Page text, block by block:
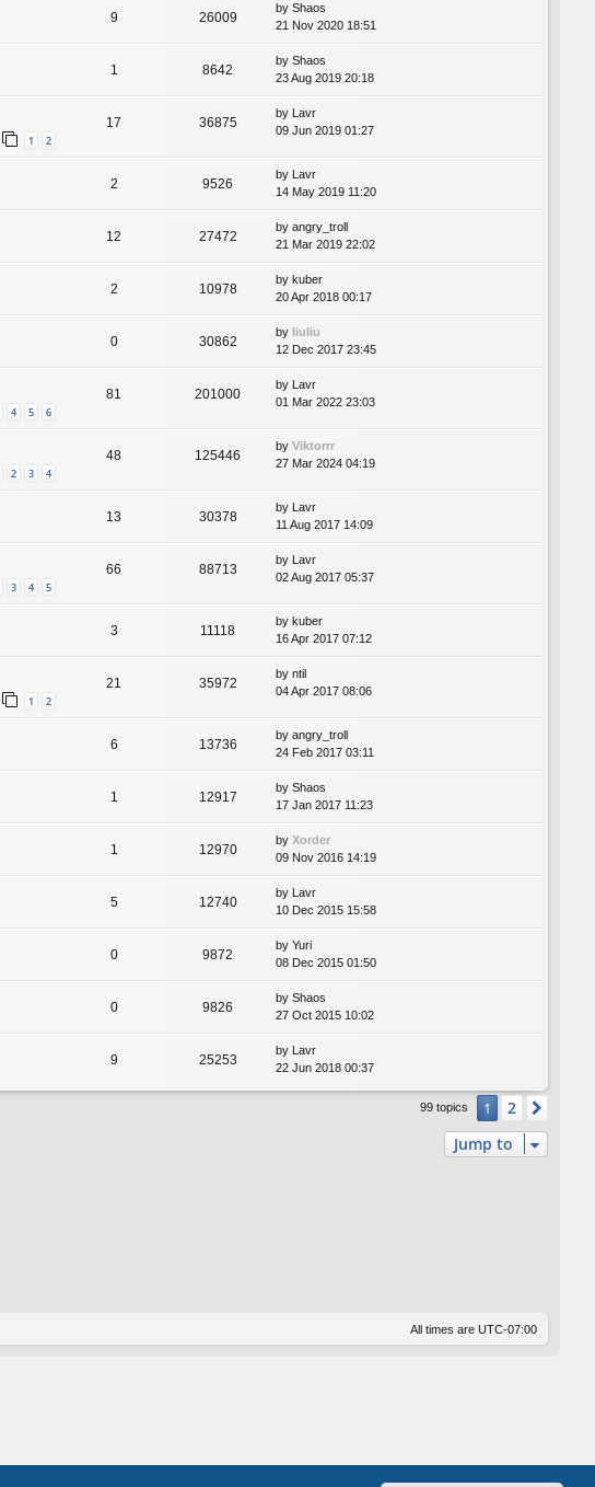
9 26009
by Shaos
21 Nov 2020 18:51
1 8642
by Shaos
23 Aug 2019 20:18
1 2
17 36875
by Lavr
09 Jun 2019 01:27
2 9526
by Lavr
14 May 2019 11:20
12 27472
by angry_troll
21 Mar 2019 22:02
2 10978
by kuber
20 Apr 2018 00:17
0 30862
by liuliu
12 Dec 2017 23:45
4 5 6
81 201000
by Lavr
01 Mar 2022 23:03
2 3 4
48 125446
by Viktorrr
27 Mar 2024 04:19
13 30378
by Lavr
11 Aug 2017 14:09
3 4 5
66 88713
by Lavr
02 Aug 2017 05:37
3 11118
by kuber
16 Apr 2017 07:12
1 2
21 35972
by ntil
04 Apr 2017 08:06
6 13736
by angry_troll
24 Feb 2017 03:11
1 12917
by Shaos
17 Jan 2017 11:23
1 12970
by Xorder
09 Nov 2016 14:19
5 12740
by
Lavr
10 Dec 2015 15:58
0 9872
by Yuri
08 Dec 2015 01:50
0 9826
by Shaos
27 Oct 2015 10:02
9 25253
by
Lavr
22 Jun 2018 00:37
99 topics 1 2
Jump to
All times are UTC-07:00